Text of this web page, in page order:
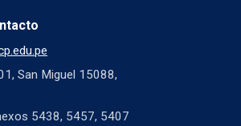
San Miguel 15088,
5438, 5457, 5407